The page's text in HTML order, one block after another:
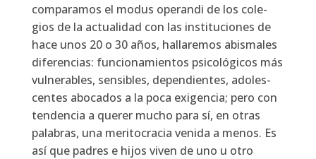
com­pa­ra­mos el modus ope­ran­di de los cole­
gios de la actua­li­dad con las ins­ti­tu­cio­nes de
hace unos 20 o 30 años, halla­re­mos abis­ma­les
dife­ren­cias: fun­cio­na­mien­tos psi­co­ló­gi­cos más
vul­ne­ra­bles, sen­si­bles, depen­dien­tes, ado­les­
cen­tes abo­ca­dos a la poca exi­gen­cia; pero con
ten­den­cia a que­rer mucho para sí, en otras
pala­bras, una meri­to­cra­cia veni­da a menos. Es
así que padres e hijos viven de uno u otro